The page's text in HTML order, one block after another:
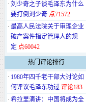
· 刘少奇之子谈毛泽东为什么
要打倒刘少奇 点71572
· 最高人民法院关于审理企业
破产案件指定管理人的规
定 点60042
热门评论排行
· 1980年四千老干部大讨论如
何评议毛泽东功过 评论183
· 希拉里演讲：中国将成为全